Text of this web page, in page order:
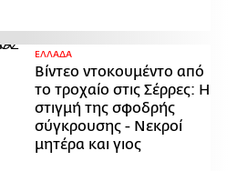
ΕΛΛΑΔΑ
Βίντεο ντοκουμέντο από
το τροχαίο στις Σέρρες: Η
στιγμή της σφοδρής
σύγκρουσης - Νεκροί
μητέρα και γιος